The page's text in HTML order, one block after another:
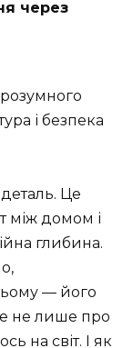
через
і безпека
Це
між домом і
глибина.
— його
не лише про
на світ. І як